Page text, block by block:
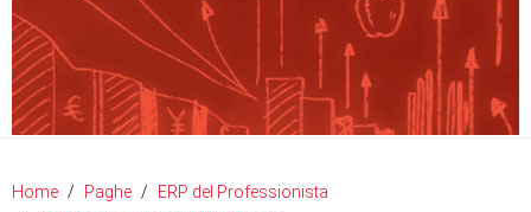
Home Paghe
ERP del Professionista